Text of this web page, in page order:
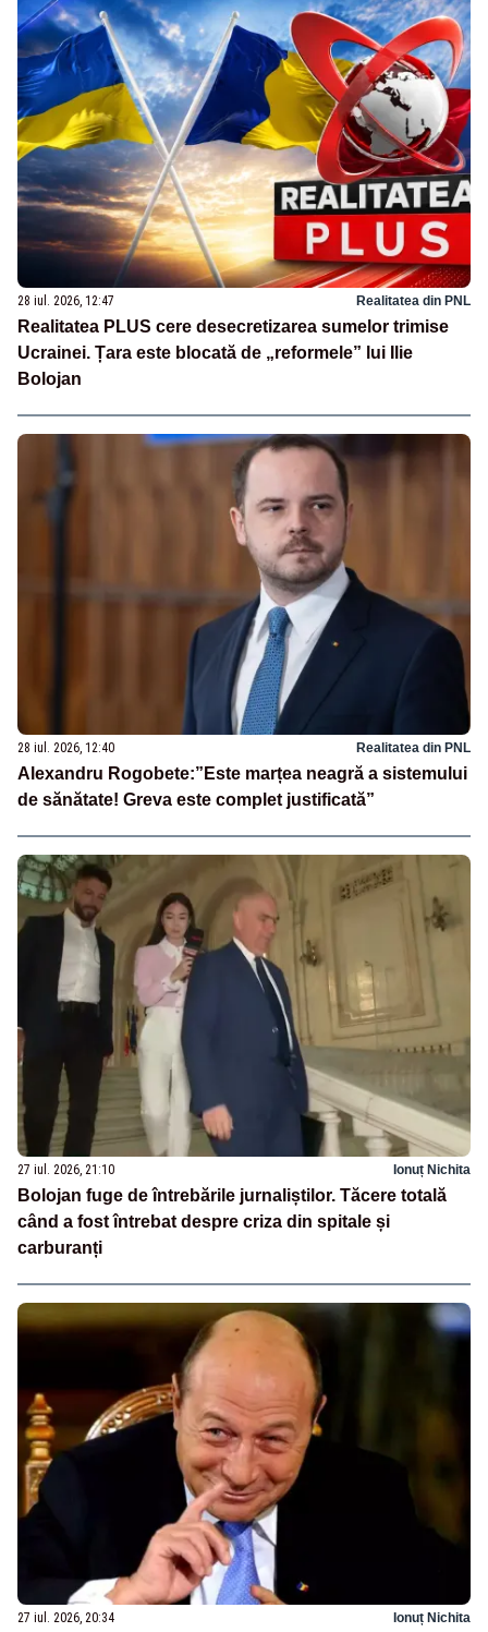
28 iul. 2026, 12:47 Realitatea din PNL
Realitatea PLUS cere desecretizarea sumelor trimise
Ucrainei. Țara este blocată de „reformele” lui Ilie
Bolojan
28 iul. 2026, 12:40 Realitatea din PNL
Alexandru Rogobete:”Este marțea neagră a sistemului
de sănătate! Greva este complet justificată”
27 iul. 2026, 21:10 Ionuț Nichita
Bolojan fuge de întrebările jurnaliștilor. Tăcere totală
când a fost întrebat despre criza din spitale și
carburanți
27 iul. 2026, 20:34 Ionuț Nichita